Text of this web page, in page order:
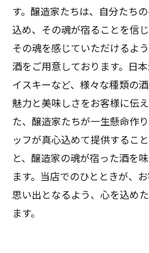
す。醸造家たちは、自分たち
込め、その魂が宿ることを信
その魂を感じていただけるよ
酒をご用意しております。日
イスキーなど、様々な種類の
魅力と美味しさをお客様に伝
た、醸造家たちが一生懸命作
ッフが真心込めて提供するこ
と、醸造家の魂が宿った酒を
ます。当店でのひとときが、
思い出となるよう、心を込め
ます。